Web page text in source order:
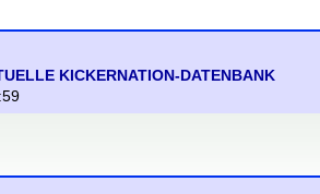
KICKERNATION-DATENBANK